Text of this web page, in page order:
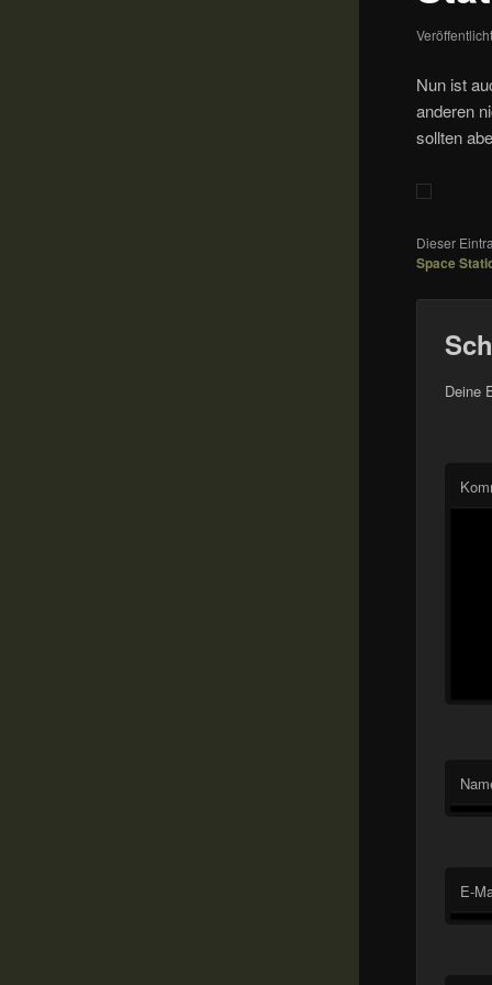
Nun ist
anderen
sollten
Dieser
Space
Deine
E-